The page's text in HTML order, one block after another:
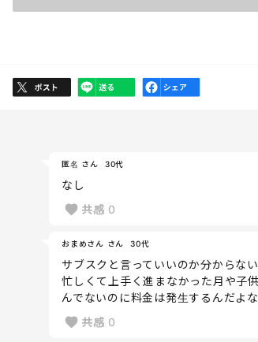
匿名 さん 30代
なし
共感 0
おまめさん さん 30代
サブスクと言っていいのか分からな
忙しくて上手く進まなかった月や子
んでないのに料金は発生するんだよ
共感 0